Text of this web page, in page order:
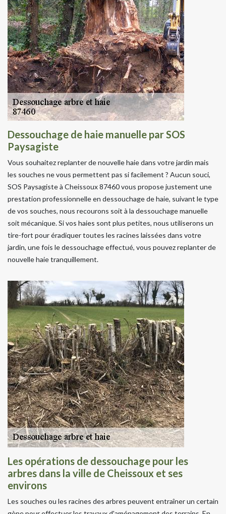
Dessouchage de haie manuelle par SOS
Paysagiste
Vous souhaitez replanter de nouvelle haie dans votre jardin mais
les souches ne vous permettent pas si facilement ? Aucun souci,
SOS Paysagiste à Cheissoux 87460 vous propose justement une
prestation professionnelle en dessouchage de haie, suivant le type
de vos souches, nous recourons soit à la dessouchage manuelle
soit mécanique. Si vos haies sont plus petites, nous utiliserons un
tire-fort pour éradiquer toutes les racines laissées dans votre
jardin, une fois le dessouchage effectué, vous pouvez replanter de
nouvelle haie tranquillement.
Les opérations de dessouchage pour les
arbres dans la ville de Cheissoux et ses
environs
Les souches ou les racines des arbres peuvent entraîner un certain